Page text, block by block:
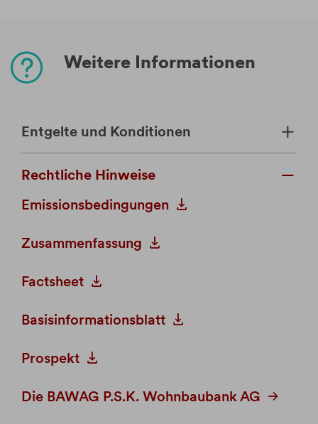
Weitere Informationen
Entgelte und Konditionen
Rechtliche Hinweise
Emissionsbedingungen
Zusammenfassung
Factsheet
Basisinformationsblatt
Prospekt
Die BAWAG P.S.K. Wohnbaubank AG